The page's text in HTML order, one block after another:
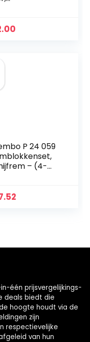
Audi, VW,
P 24 059
– (4-
één prijsvergelijkings-
deals biedt die
hoogte houdt via de
zijn
respectievelijke
van hun